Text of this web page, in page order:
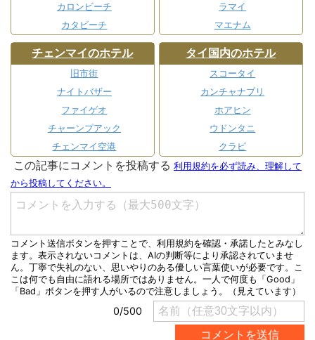
カロンビーチ
カタビーチ
ラマイ
マエナム
チェンマイのホテル
旧市街
ナイトバザー
ファイゲオ
チャーンプアック
チェンマイ空港
タイ国内のホテル
スコータイ
カンチャナブリ
ホアヒン
ウドンタニ
クラビ